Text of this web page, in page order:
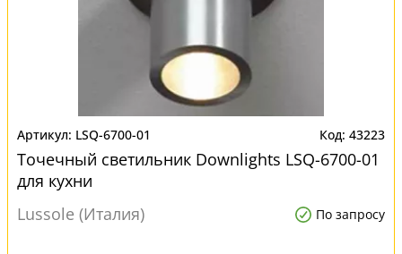
LSQ-6700-01 43223
Точечный светильник Downlights LSQ-6700-01
для кухни
Lussole (Италия)
По запросу